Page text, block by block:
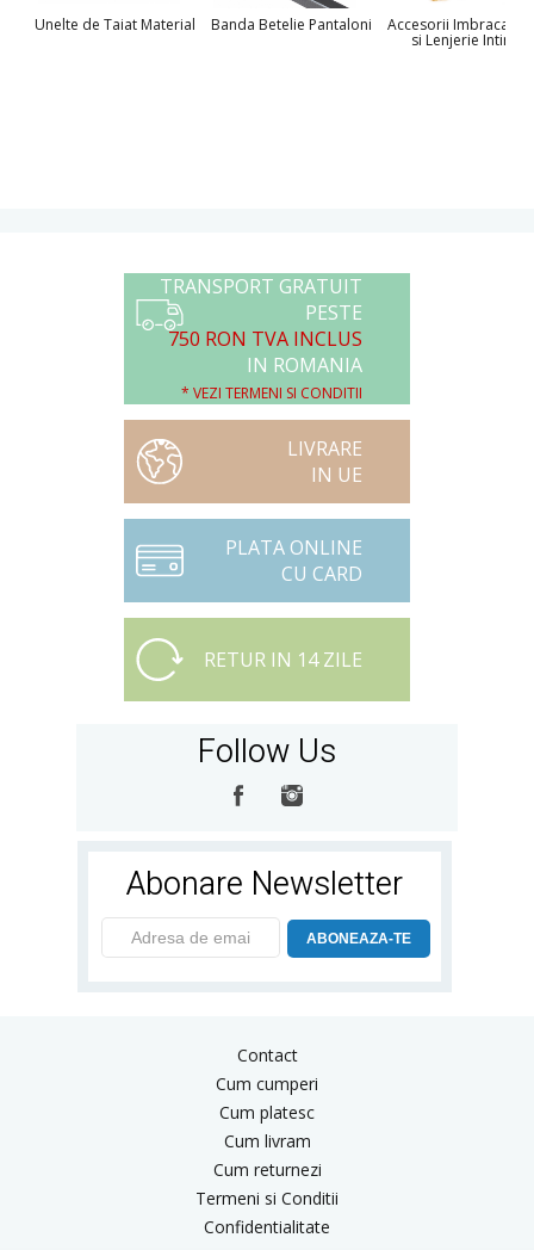
Unelte de Taiat Material Banda Betelie Pantaloni Accesorii
si Lenjerie Intima
TRANSPORT GRATUIT
PESTE
750 RON TVA INCLUS
IN ROMANIA
* VEZI TERMENI SI CONDITII
LIVRARE
IN UE
PLATA ONLINE
CU CARD
RETUR IN 14 ZILE
Follow Us
Abonare Newsletter
ABONEAZA-TE
Contact
Cum cumperi
Cum platesc
Cum livram
Cum returnezi
Termeni si Conditii
Confidentialitate